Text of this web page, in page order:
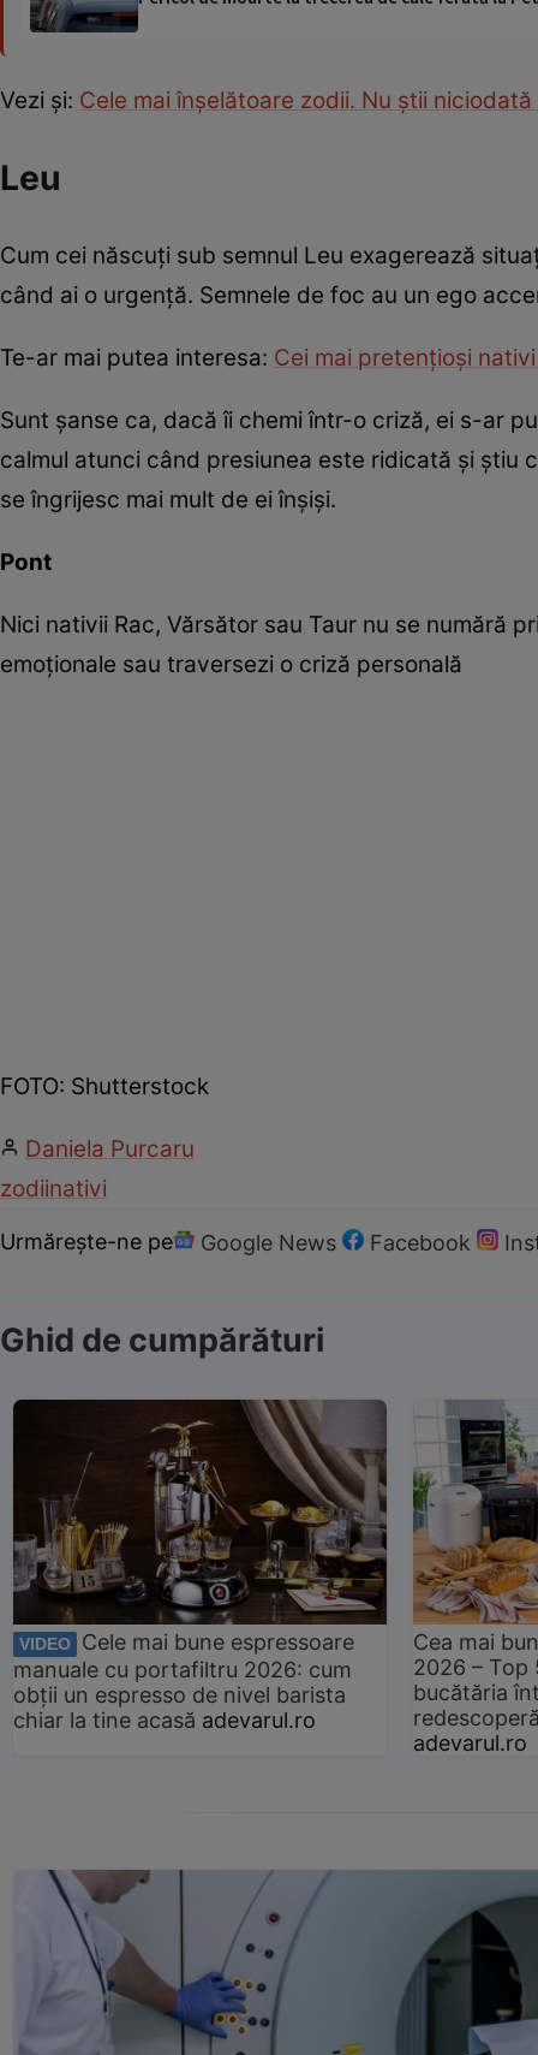
Vezi și: Cele mai înșelătoare zodii. Nu știi
Leu
Cum cei născuţi sub semnul Leu exagerează
când ai o urgenţă. Semnele de foc au un ego
Te-ar mai putea interesa: Cei mai pretenţioşi
Sunt șanse ca, dacă îi chemi într-o criză, ei s-ar
calmul atunci când presiunea este ridicată și știu
se îngrijesc mai mult de ei înșiși.
Pont
Nici nativii Rac, Vărsător sau Taur nu se numără
emoţionale sau traversezi o criză personală
FOTO: Shutterstock
Daniela Purcaru
zodiinativi
Urmărește-ne pe Google News Facebook
Ghid de cumpărături
VIDEO
Cele mai bune espressoare
manuale cu portafiltru 2026: cum
obții un espresso de nivel barista
chiar la tine acasă adevarul.ro
Cea mai
2026 –
bucătăria
adevarul.ro